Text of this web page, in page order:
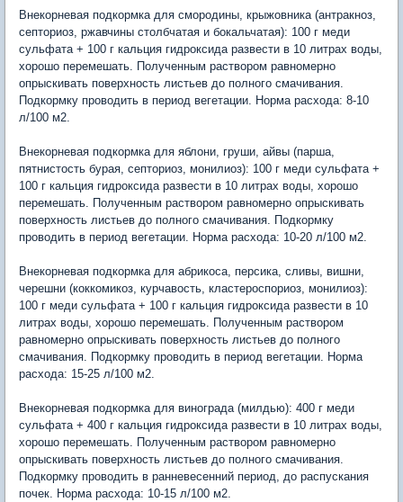
Внекорневая подкормка для смородины, крыжовника (антракноз,
септориоз, ржавчины столбчатая и бокальчатая): 100 г меди
сульфата + 100 г кальция гидроксида развести в 10 литрах воды,
хорошо перемешать. Полученным раствором равномерно
опрыскивать поверхность листьев до полного смачивания.
Подкормку проводить в период вегетации. Норма расхода: 8-10
л/100 м2.
Внекорневая подкормка для яблони, груши, айвы (парша,
пятнистость бурая, септориоз, монилиоз): 100 г меди сульфата +
100 г кальция гидроксида развести в 10 литрах воды, хорошо
перемешать. Полученным раствором равномерно опрыскивать
поверхность листьев до полного смачивания. Подкормку
проводить в период вегетации. Норма расхода: 10-20 л/100 м2.
Внекорневая подкормка для абрикоса, персика, сливы, вишни,
черешни (коккомикоз, курчавость, кластероспориоз, монилиоз):
100 г меди сульфата + 100 г кальция гидроксида развести в 10
литрах воды, хорошо перемешать. Полученным раствором
равномерно опрыскивать поверхность листьев до полного
смачивания. Подкормку проводить в период вегетации. Норма
расхода: 15-25 л/100 м2.
Внекорневая подкормка для винограда (милдью): 400 г меди
сульфата + 400 г кальция гидроксида развести в 10 литрах воды,
хорошо перемешать. Полученным раствором равномерно
опрыскивать поверхность листьев до полного смачивания.
Подкормку проводить в ранневесенний период, до распускания
почек. Норма расхода: 10-15 л/100 м2.